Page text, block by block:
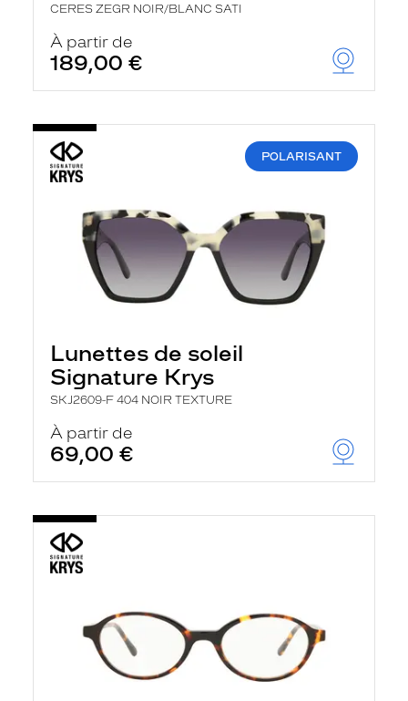
CERES ZEGR NOIR/BLANC SATI
À partir de
189,00 €
POLARISANT
Lunettes de soleil
Signature Krys
SKJ2609-F 404 NOIR TEXTURE
À partir de
69,00 €